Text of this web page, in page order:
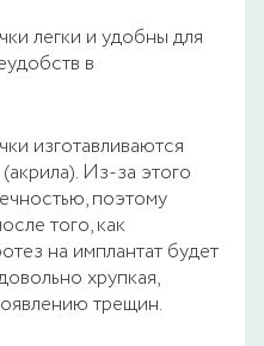
легки и удобны для
в
изготавливаются
Из-за этого
поэтому
того, как
на имплантат будет
хрупкая,
трещин.